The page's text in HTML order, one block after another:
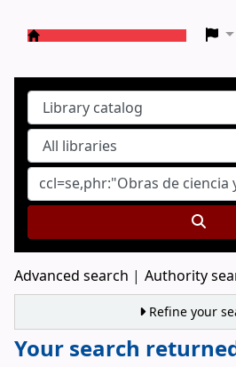
Advanced search Authority
Refine your
Your search